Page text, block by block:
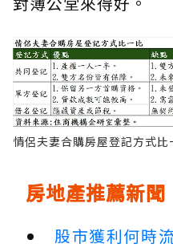
情侶夫妻合購房屋登記方式
房地產推薦新聞
股市獲利何時